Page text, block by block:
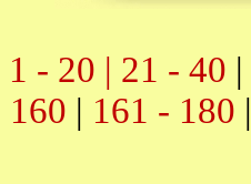
1 - 20 | 21 - 40 |
160 | 161 - 180 |